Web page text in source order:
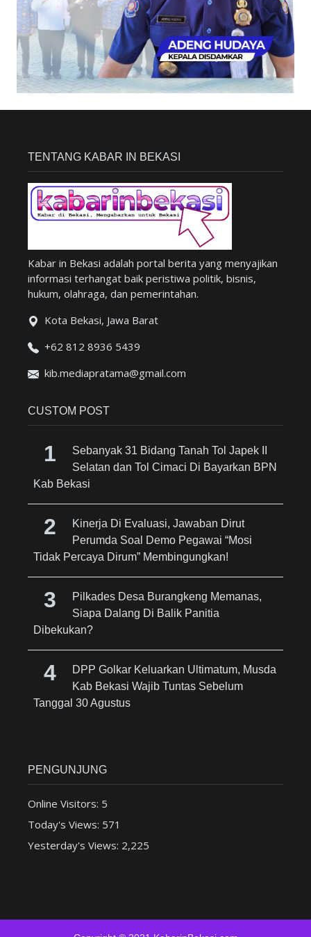
TENTANG KABAR IN BEKASI
Kabar in Bekasi adalah portal berita yang menyajikan
informasi terhangat baik peristiwa politik, bisnis,
hukum, olahraga, dan pemerintahan.
Kota Bekasi, Jawa Barat
+62 812 8936 5439
kib.mediapratama@gmail.com
CUSTOM POST
Sebanyak 31 Bidang Tanah Tol Japek II
Selatan dan Tol Cimaci Di Bayarkan BPN
Kab Bekasi
Kinerja Di Evaluasi, Jawaban Dirut
Perumda Soal Demo Pegawai “Mosi
Tidak Percaya Dirum” Membingungkan!
Pilkades Desa Burangkeng Memanas,
Siapa Dalang Di Balik Panitia
Dibekukan?
DPP Golkar Keluarkan Ultimatum, Musda
Kab Bekasi Wajib Tuntas Sebelum
Tanggal 30 Agustus
PENGUNJUNG
Online Visitors: 5
Today's Views: 571
Yesterday's Views: 2,225